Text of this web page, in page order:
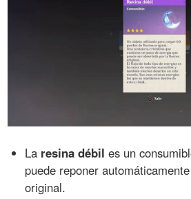
La resina débil es un
puede reponer
original.